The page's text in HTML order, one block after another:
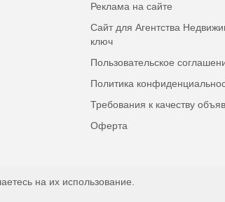
Реклама на сайте
Сайт для Агентства
ключ
Пользовательское
Политика
Требования к качеству
Оферта
на их использование.